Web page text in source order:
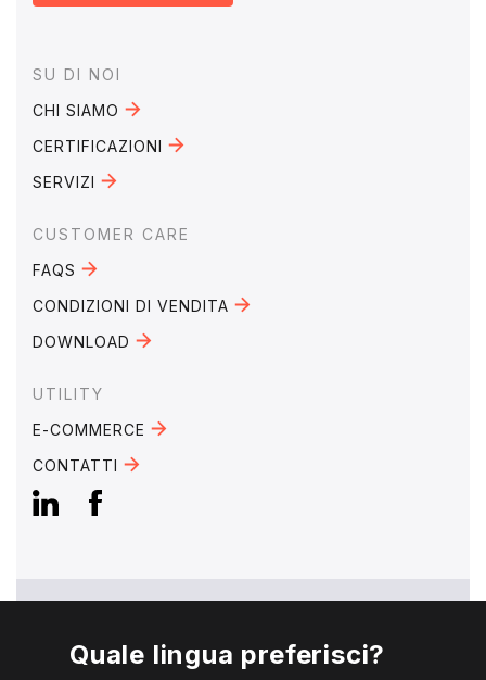
Footer
SU DI NOI
CHI SIAMO
CERTIFICAZIONI
SERVIZI
CUSTOMER CARE
FAQS
CONDIZIONI DI VENDITA
DOWNLOAD
UTILITY
E-COMMERCE
CONTATTI
EMAIL: mebra@mebra.it
Quale lingua preferisci?